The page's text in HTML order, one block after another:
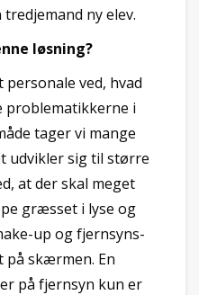
ny elev.
løsning?
personale ved, hvad
problematikkerne i
tager vi mange
udvikler sig til større
at der skal meget
græsset i lyse og
up og fjernsyns-
på skærmen. En
på fjernsyn kun er